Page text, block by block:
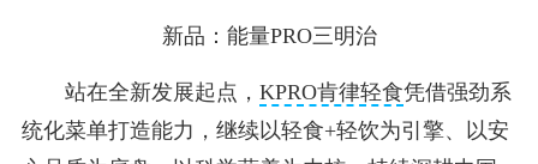
新品：能量PRO三明治
站在全新发展起点， KPRO肯律轻食凭借强劲系
统化菜单打造能力，继续以轻食+轻饮为引擎、以安